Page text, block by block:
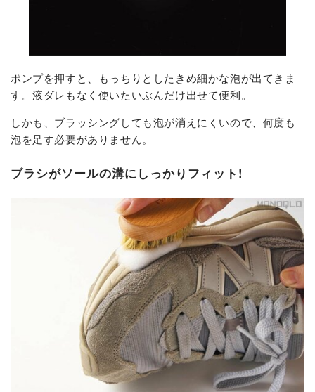
ポンプを押すと、もっちりとしたきめ細かな泡が出てきま
す。液ダレもなく使いたいぶんだけ出せて便利。
しかも、ブラッシングしても泡が消えにくいので、何度も
泡を足す必要がありません。
ブラシがソールの溝にしっかりフィット!